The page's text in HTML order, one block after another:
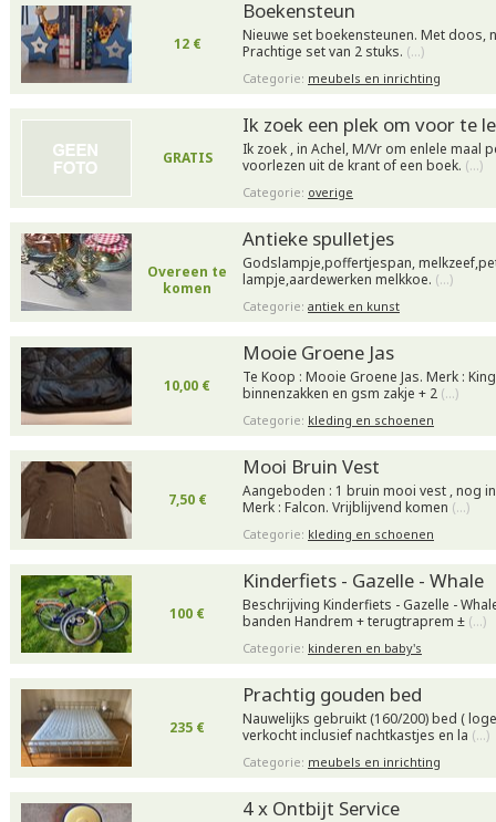
12 €
Boekensteun
Nieuwe set boekensteunen. Met doos,
Prachtige set van 2 stuks. (…)
Categorie: meubels en inrichting
GRATIS
Ik zoek een plek om voor te
Ik zoek , in Achel, M/Vr om enlele maal
voorlezen uit de krant of een boek. (…)
Categorie: overige
Overeen te
komen
Antieke spulletjes
Godslampje,poffertjespan,
lampje,aardewerken melkkoe. (…)
Categorie: antiek en kunst
10,00 €
Mooie Groene Jas
Te Koop : Mooie Groene Jas. Merk :
binnenzakken en gsm zakje + 2 (…)
Categorie: kleding en schoenen
7,50 €
Mooi Bruin Vest
Aangeboden : 1 bruin mooi vest , nog
Merk : Falcon. Vrijblijvend komen (…)
Categorie: kleding en schoenen
100 €
Kinderfiets - Gazelle - Whale
Beschrijving Kinderfiets - Gazelle -
banden Handrem + terugtraprem ± (…)
Categorie: kinderen en baby's
235 €
Prachtig gouden bed
Nauwelijks gebruikt (160/200) bed (
verkocht inclusief nachtkastjes en la (…)
Categorie: meubels en inrichting
4 x Ontbijt Service